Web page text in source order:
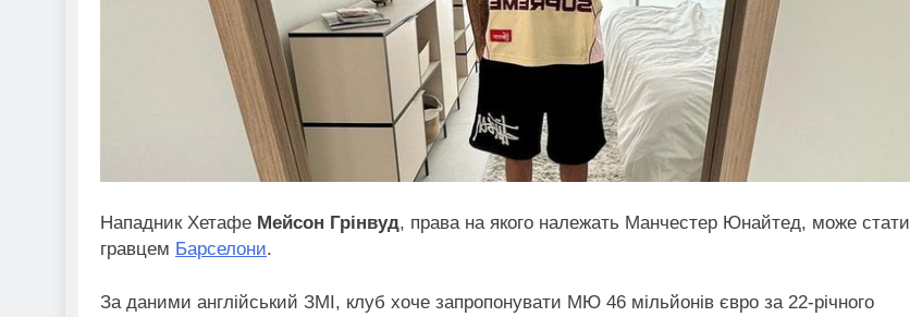
Нападник Хетафе Мейсон Грінвуд, права на якого належать Манчестер Юнайтед, може стати
гравцем Барселони.
За даними англійський ЗМІ, клуб хоче запропонувати МЮ 46 мільйонів євро за 22-річного